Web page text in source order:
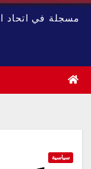
مسجلة في اتحاد
سياسية